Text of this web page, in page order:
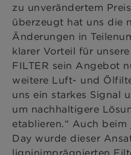
zu unverändertem
überzeugt hat uns die
Änderungen in
klarer Vorteil für
FILTER sein Angebot
weitere Luft- und
uns ein starkes Signal
um nachhaltigere
etablieren.“ Auch
Day wurde dieser